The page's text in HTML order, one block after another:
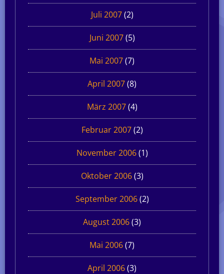
Juli 2007(2)
Juni 2007(5)
Mai 2007(7)
April 2007(8)
März 2007(4)
Februar 2007(2)
November 2006(1)
Oktober 2006(3)
September 2006(2)
August 2006(3)
Mai 2006(7)
April 2006(3)